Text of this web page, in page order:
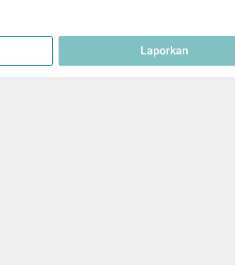
Laporkan